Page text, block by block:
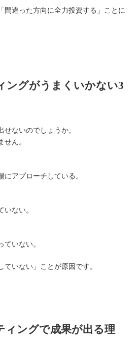
間違った方向に全力投資する」ことに
ングがうまくいかない3
ないのでしょうか。
せん。
アプローチしている。
いない。
ていない。
ていない」ことが原因です。
ィングで成果が出る理